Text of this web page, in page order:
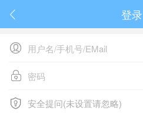
 登录


 安全提问(未设置请忽略)